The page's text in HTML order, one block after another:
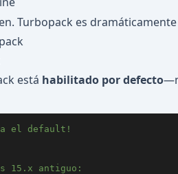
Turbopack es
está habilitado por defecto
el default!
15.x antiguo: